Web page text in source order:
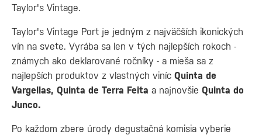
Taylor's Vintage.
Taylor's Vintage Port je jedným z najväčších ikonických
vín na svete. Vyrába sa len v tých najlepších rokoch -
známych ako deklarované ročníky - a mieša sa z
najlepších produktov z vlastných viníc Quinta de
Vargellas, Quinta de Terra Feita a najnovšie Quinta do
Junco.
Po každom zbere úrody degustačná komisia vyberie